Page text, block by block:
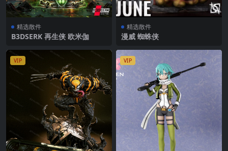
精选散件
B3DSERK 再生侠 欧米伽
精选散件
漫威 蜘蛛侠
VIP VIP